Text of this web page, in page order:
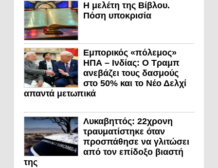
Η μελέτη της Βίβλου.
Πόση υποκρισία
Εμπορικός «πόλεμος»
ΗΠΑ – Ινδίας: Ο Τραμπ
ανεβάζει τους δασμούς
στο 50% και το Νέο Δελχί
απαντά μετωπικά
Λυκαβηττός: 22χρονη
τραυματίστηκε όταν
προσπάθησε να γλιτώσει
από τον επίδοξο βιαστή
της